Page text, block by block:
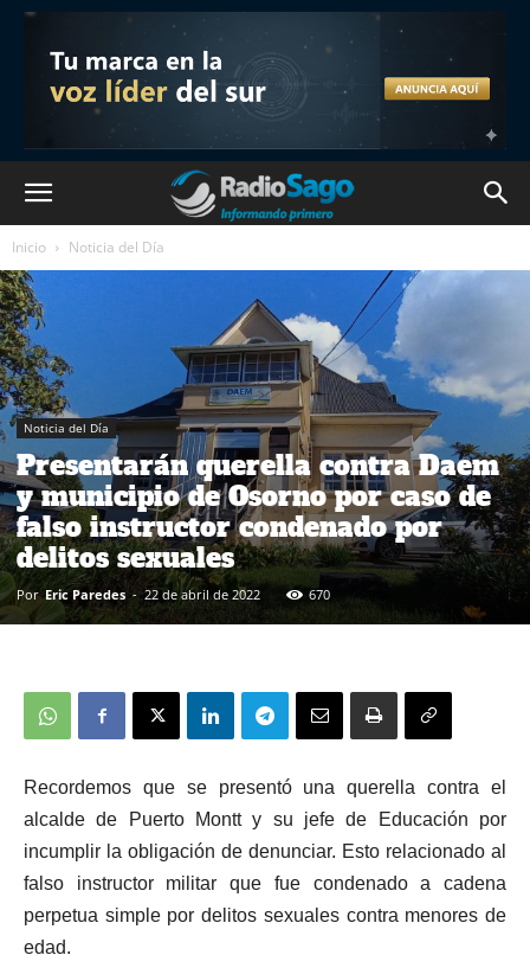
Inicio Noticia del Día
Noticia del Día
Presentarán querella contra Daem
y municipio de Osorno por caso de
falso instructor condenado por
delitos sexuales
Por Eric Paredes - 22 de abril de 2022 670
Recordemos que se presentó una querella contra el
alcalde de Puerto Montt y su jefe de Educación por
incumplir la obligación de denunciar. Esto relacionado al
falso instructor militar que fue condenado a cadena
perpetua simple por delitos sexuales contra menores de
edad.